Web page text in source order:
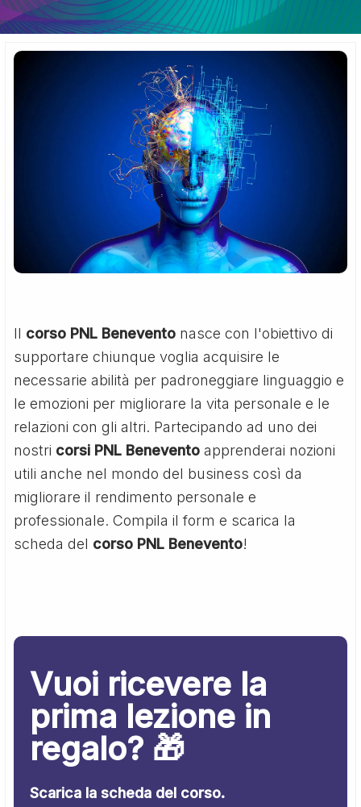
Il corso PNL Benevento nasce con l'obiettivo di
supportare chiunque voglia acquisire le
necessarie abilità per padroneggiare linguaggio e
le emozioni per migliorare la vita personale e le
relazioni con gli altri. Partecipando ad uno dei
nostri corsi PNL Benevento apprenderai nozioni
utili anche nel mondo del business così da
migliorare il rendimento personale e
professionale. Compila il form e scarica la
scheda del corso PNL Benevento!
Vuoi ricevere la
prima lezione in
regalo? 🎁
Scarica la scheda del corso.